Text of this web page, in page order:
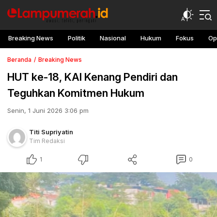
Breaking News Politik Nasional Hukum Fokus
Beranda Breaking News
HUT ke-18, KAI Kenang Pendiri dan
Teguhkan Komitmen Hukum
Senin, 1 Juni 2026 3:06 pm
Titi Supriyatin
Tim Redaksi
1 0